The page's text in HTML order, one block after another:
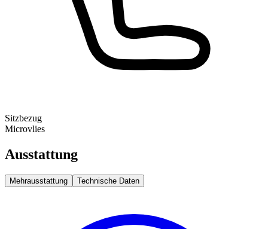
Sitzbezug
Microvlies
Ausstattung
Mehrausstattung Technische Daten